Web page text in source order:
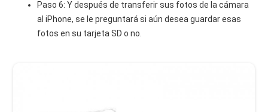
Paso 6: Y después de transferir sus fotos de la cámara
al iPhone, se le preguntará si aún desea guardar esas
fotos en su tarjeta SD o no.